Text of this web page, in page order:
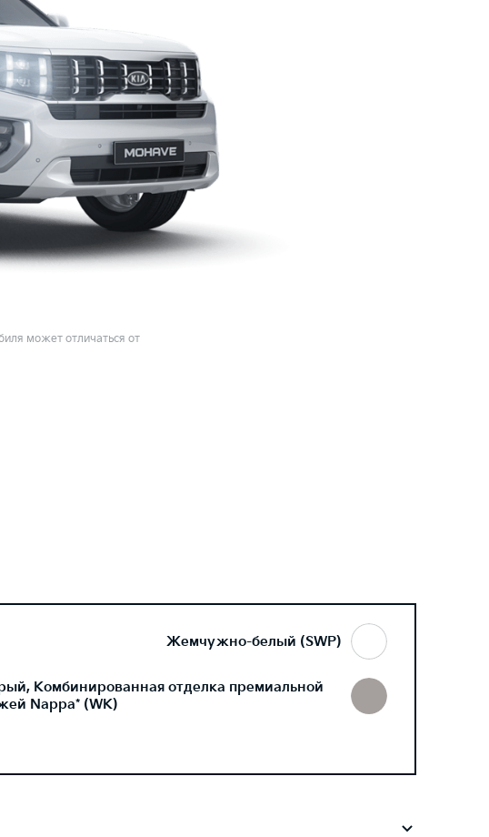
может отличаться от
Жемчужно-белый (SWP)
Комбинированная отделка премиальной
Nappa* (WK)